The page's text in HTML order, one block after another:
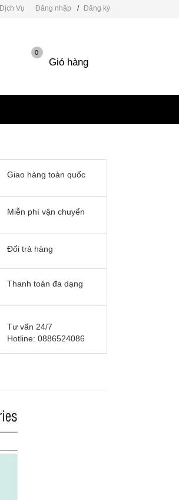
Đăng nhập / Đăng ký
Dịch Vụ
Giỏ hàng
0
Giao hàng toàn quốc
Miễn phí vận chuyển
Đổi trả hàng
Thanh toán đa dạng
Tư vấn 24/7
Hotline: 0886524086